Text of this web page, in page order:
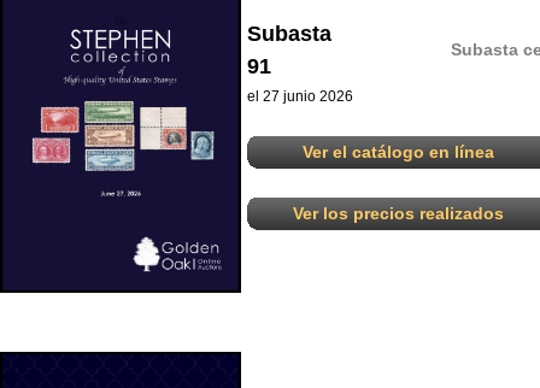
Subasta
91
Subasta
el 27 junio 2026
Ver el catálogo en línea
Ver los precios realizados